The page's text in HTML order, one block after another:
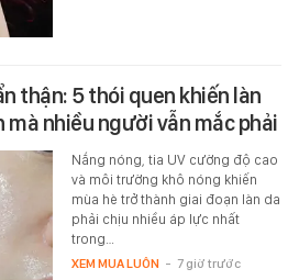
thận: 5 thói quen khiến làn
mà nhiều người vẫn mắc phải
Nắng nóng, tia UV cường độ cao
và môi trường khô nóng khiến
mùa hè trở thành giai đoạn làn da
phải chịu nhiều áp lực nhất
trong…
XEM MUA LUÔN - 7 giờ trước